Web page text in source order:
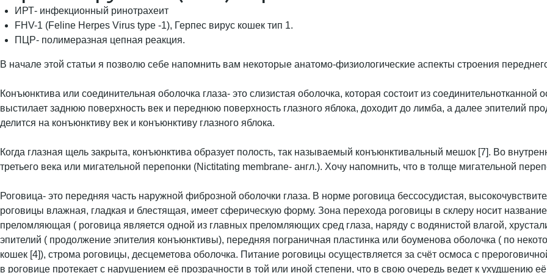
ИРТ- инфекционный ринотрахеит
FHV-1 (Feline Herpes Virus type -1), Герпес вирус кошек тип 1.
ПЦР- полимеразная цепная реакция.
В начале этой статьи я позволю себе напомнить вам некоторые анатомо-физиологические аспекты строения
Конъюнктива или соединительная оболочка глаза- это слизистая оболочка, которая состоит из
выстилает заднюю поверхность век и переднюю поверхность глазного яблока, доходит до лимба, а далее эпителий
делится на конъюнктиву век и конъюнктиву глазного яблока.
Когда глазная щель закрыта, конъюнктива образует полость, так называемый конъюнктивальный мешок [7]. Во
третьего века или мигательной перепонки (Nictitating membrane- англ.). Хочу напомнить, что в толще мигательной
Роговица- это передняя часть наружной фиброзной оболочки глаза. В норме роговица бессосудистая,
роговицы влажная, гладкая и блестящая, имеет сферическую форму. Зона перехода роговицы в склеру носит
преломляющая ( роговица является одной из главных преломляющих сред глаза, наряду с водянистой влагой,
эпителий ( продолжение эпителия конъюнктивы), передняя пограничная пластинка или боуменова оболочка ( по
кошек [4]), строма роговицы, десцеметова оболочка. Питание роговицы осуществляется за счёт осмоса с
в роговице протекает с нарушением её прозрачности в той или иной степени, что в свою очередь ведет к ухудшению